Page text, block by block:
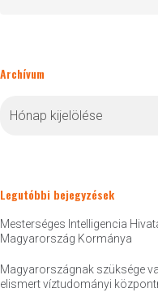
Archívum
Legutóbbi bejegyzések
Mesterséges Intelligencia
Magyarország Kormánya
Magyarországnak szüksége
elismert víztudományi